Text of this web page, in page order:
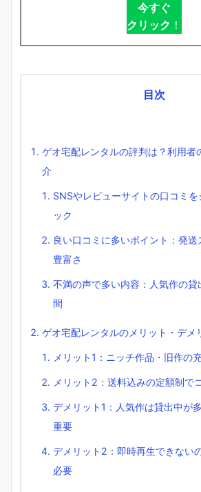
今すぐ
クリック ！
目次
ゲオ宅配レンタルの評判は？利用者
介
SNSやレビューサイトの口コミを
ック
良い口コミに多いポイント：発
豊富さ
不満の声で多い内容：人気作の
間
ゲオ宅配レンタルのメリット・デメ
メリット1：ニッチ作品・旧作の
メリット2：送料込みの定額制で
デメリット1：人気作は貸出中が
重要
デメリット2：即時再生できない
必要